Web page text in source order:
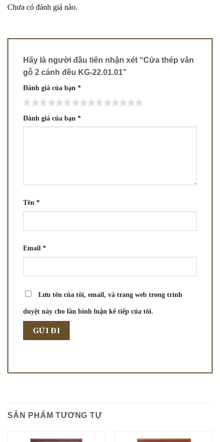
Chưa có đánh giá nào.
Hãy là người đầu tiên nhận xét “Cửa thép vân
gỗ 2 cánh đều KG-22.01.01”
Đánh giá của bạn *
Đánh giá của bạn *
Tên *
Email *
Lưu tên của tôi, email, và trang web trong trình
duyệt này cho lần bình luận kế tiếp của tôi.
SẢN PHẨM TƯƠNG TỰ